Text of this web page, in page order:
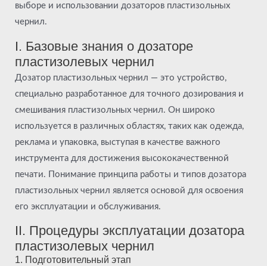
выборе и использовании дозаторов пластизольных
чернил.
I. Базовые знания о дозаторе
пластизолевых чернил
Дозатор пластизольных чернил — это устройство,
специально разработанное для точного дозирования и
смешивания пластизольных чернил. Он широко
используется в различных областях, таких как одежда,
реклама и упаковка, выступая в качестве важного
инструмента для достижения высококачественной
печати. Понимание принципа работы и типов дозатора
пластизольных чернил является основой для освоения
его эксплуатации и обслуживания.
II. Процедуры эксплуатации дозатора
пластизолевых чернил
1. Подготовительный этап